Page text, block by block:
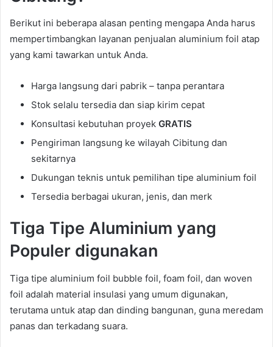
Berikut ini beberapa alasan penting mengapa Anda harus
mempertimbangkan layanan penjualan aluminium foil atap
yang kami tawarkan untuk Anda.
Harga langsung dari pabrik – tanpa perantara
Stok selalu tersedia dan siap kirim cepat
Konsultasi kebutuhan proyek GRATIS
Pengiriman langsung ke wilayah Cibitung dan
sekitarnya
Dukungan teknis untuk pemilihan tipe aluminium foil
Tersedia berbagai ukuran, jenis, dan merk
Tiga Tipe Aluminium yang
Populer digunakan
Tiga tipe aluminium foil bubble foil, foam foil, dan woven
foil adalah material insulasi yang umum digunakan,
terutama untuk atap dan dinding bangunan, guna meredam
panas dan terkadang suara.